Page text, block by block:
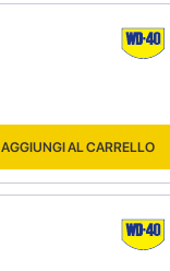
AGGIUNGI AL CARRELLO